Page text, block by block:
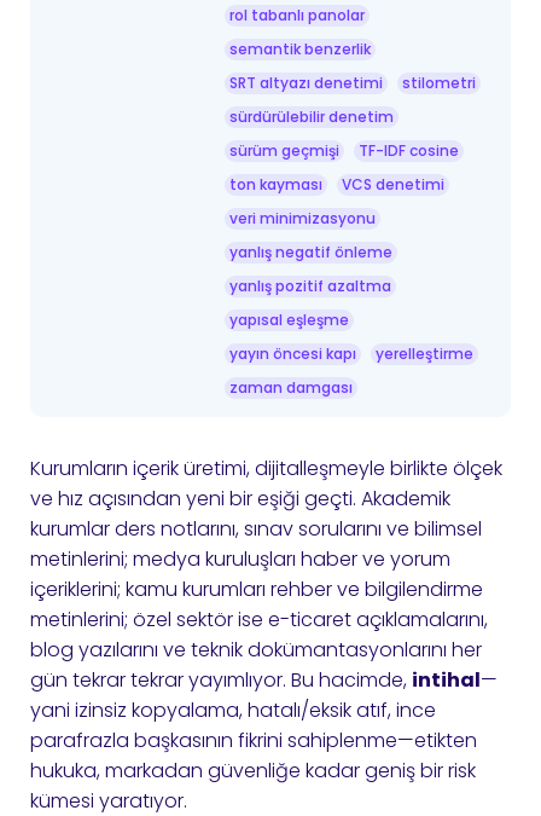
rol tabanlı panolar
semantik benzerlik
SRT altyazı denetimi
stilometri
sürdürülebilir denetim
sürüm geçmişi
TF-IDF cosine
ton kayması
VCS denetimi
veri minimizasyonu
yanlış negatif önleme
yanlış pozitif azaltma
yapısal eşleşme
yayın öncesi kapı
yerelleştirme
zaman damgası
Kurumların içerik üretimi, dijitalleşmeyle birlikte ölçek
ve hız açısından yeni bir eşiği geçti. Akademik
kurumlar ders notlarını, sınav sorularını ve bilimsel
metinlerini; medya kuruluşları haber ve yorum
içeriklerini; kamu kurumları rehber ve bilgilendirme
metinlerini; özel sektör ise e-ticaret açıklamalarını,
blog yazılarını ve teknik dokümantasyonlarını her
gün tekrar tekrar yayımlıyor. Bu hacimde, intihal—
yani izinsiz kopyalama, hatalı/eksik atıf, ince
parafrazla başkasının fikrini sahiplenme—etikten
hukuka, markadan güvenliğe kadar geniş bir risk
kümesi yaratıyor.